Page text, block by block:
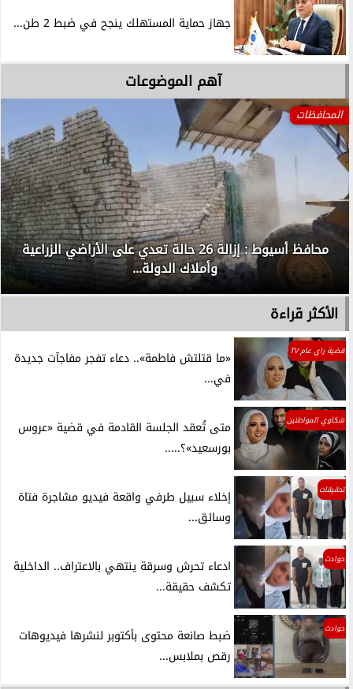
جهاز حماية المستهلك ينجح في ضبط 2 طن...
آهم الموضوعات
المحافظات
محافظ أسيوط : إزالة 26 حالة تعدي على الأراضي الزراعية
وأملاك الدولة...
الأكثر قراءة
قضية راي عام TV
«ما قتلتش فاطمة».. دعاء تفجر مفاجآت جديدة
في...
شكاوي المواطنين
متى تُعقد الجلسة القادمة في قضية «عروس
بورسعيد»؟.....
تحقيقات
إخلاء سبيل طرفي واقعة فيديو مشاجرة فتاة
وسائق...
حوادث
ادعاء تحرش وسرقة ينتهي بالاعتراف.. الداخلية
تكشف حقيقة...
حوادث
ضبط صانعة محتوى بأكتوبر لنشرها فيديوهات
رقص بملابس...